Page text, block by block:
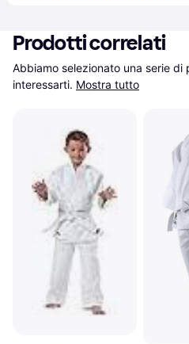
Prodotti correlati
Abbiamo selezionato una serie
interessarti. Mostra tutto